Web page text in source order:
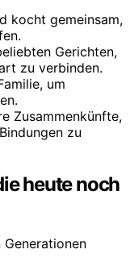
kocht gemeinsam,
Gerichten,
zu verbinden.
um
Zusammenkünfte,
zu
heute noch